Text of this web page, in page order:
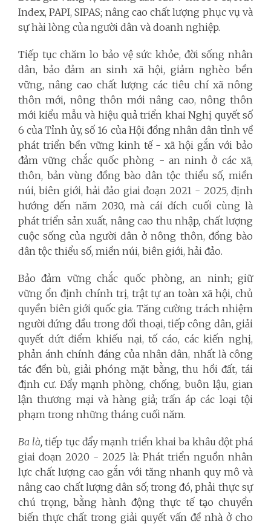
Index, PAPI, SIPAS; nâng cao chất lượng phục vụ và
sự hài lòng của người dân và doanh nghiệp.
Tiếp tục chăm lo bảo vệ sức khỏe, đời sống nhân
dân, bảo đảm an sinh xã hội, giảm nghèo bền
vững, nâng cao chất lượng các tiêu chí xã nông
thôn mới, nông thôn mới nâng cao, nông thôn
mới kiểu mẫu và hiệu quả triển khai Nghị quyết số
6 của Tỉnh ủy, số 16 của Hội đồng nhân dân tỉnh về
phát triển bền vững kinh tế - xã hội gắn với bảo
đảm vững chắc quốc phòng - an ninh ở các xã,
thôn, bản vùng đồng bào dân tộc thiểu số, miền
núi, biên giới, hải đảo giai đoạn 2021 - 2025, định
hướng đến năm 2030, mà cái đích cuối cùng là
phát triển sản xuất, nâng cao thu nhập, chất lượng
cuộc sống của người dân ở nông thôn, đồng bào
dân tộc thiểu số, miền núi, biên giới, hải đảo.
Bảo đảm vững chắc quốc phòng, an ninh; giữ
vững ổn định chính trị, trật tự an toàn xã hội, chủ
quyền biên giới quốc gia. Tăng cường trách nhiệm
người đứng đầu trong đối thoại, tiếp công dân, giải
quyết dứt điểm khiếu nại, tố cáo, các kiến nghị,
phản ánh chính đáng của nhân dân, nhất là công
tác đền bù, giải phóng mặt bằng, thu hồi đất, tái
định cư. Đẩy mạnh phòng, chống, buôn lậu, gian
lận thương mại và hàng giả; trấn áp các loại tội
phạm trong những tháng cuối năm.
Ba là, tiếp tục đẩy mạnh triển khai ba khâu đột phá
giai đoạn 2020 - 2025 là: Phát triển nguồn nhân
lực chất lượng cao gắn với tăng nhanh quy mô và
nâng cao chất lượng dân số; trong đó, phải thực sự
chú trọng, bằng hành động thực tế tạo chuyển
biến thực chất trong giải quyết vấn đề nhà ở cho